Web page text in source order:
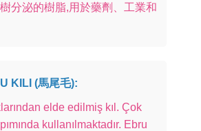
分泌的樹脂,用於藥劑、工業和
KILI (馬尾毛):
elde edilmiş kıl. Çok
kullanılmaktadır. Ebru